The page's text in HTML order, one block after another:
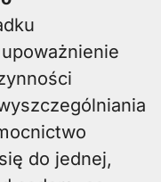
do jednej,